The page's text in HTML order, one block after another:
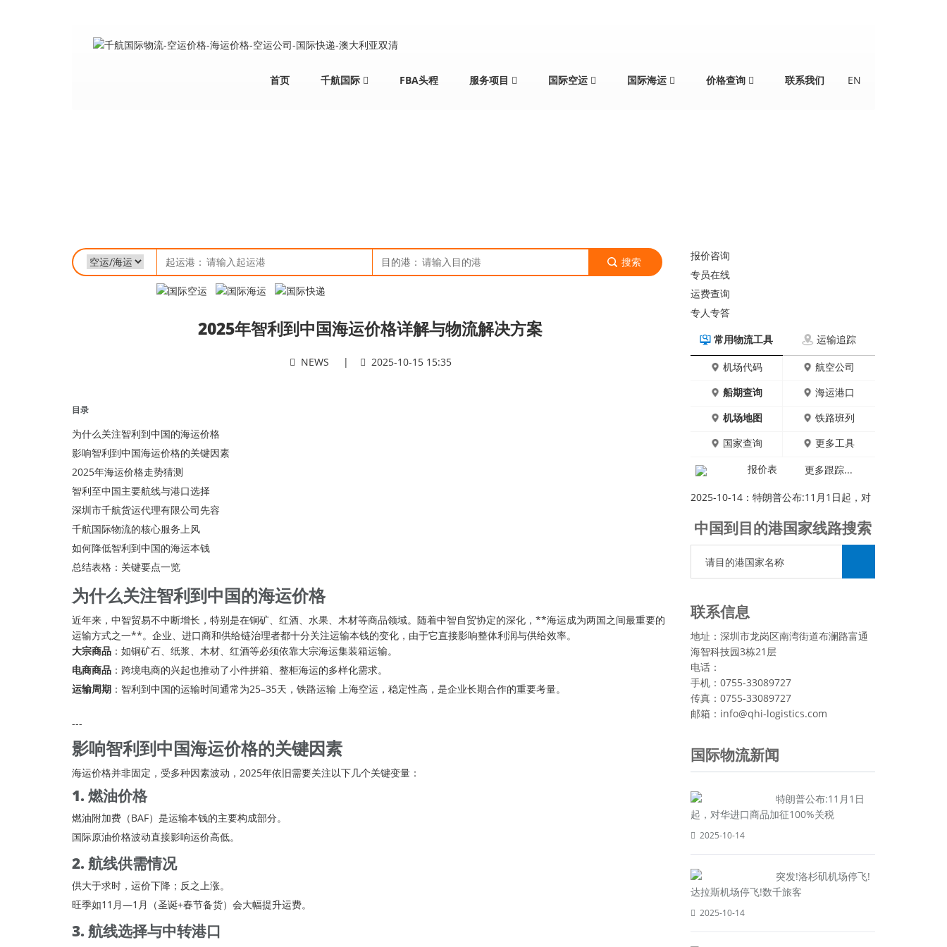
首页 千航国际 FBA头程 服务项目 国际空运 国际海运 价格查询 联系我们 EN
起运港： 目的港： 搜索
2025年智利到中国海运价格详解与物流解决方案
NEWS | 2025-10-15 15:35
目录
为什么关注智利到中国的海运价格
影响智利到中国海运价格的关键因素
2025年海运价格走势猜测
智利至中国主要航线与港口选择
深圳市千航货运代理有限公司先容
千航国际物流的核心服务上风
如何降低智利到中国的海运本钱
总结表格：关键要点一览
为什么关注智利到中国的海运价格
近年来，中智贸易不中断增长，特别是在铜矿、红酒、水果、木材等商品领域。随着中智自贸协定的深化，**海运成为两国之间最重要的
运输方式之一**。企业、进口商和供给链治理者都十分关注运输本钱的变化，由于它直接影响整体利润与供给效率。
大宗商品 ：如铜矿石、纸浆、木材、红酒等必须依靠大宗海运集装箱运输。
电商商品 ：跨境电商的兴起也推动了小件拼箱、整柜海运的多样化需求。
运输周期 ：智利到中国的运输时间通常为25–35天， 铁路运输 上海空运 ，稳定性高，是企业长期合作的重要考量。
---
影响智利到中国海运价格的关键因素
海运价格并非固定，受多种因素波动，2025年依旧需要关注以下几个关键变量：
1. 燃油价格
燃油附加费（BAF）是运输本钱的主要构成部分。
国际原油价格波动直接影响运价高低。
2. 航线供需情况
供大于求时，运价下降；反之上涨。
旺季如11月—1月（圣诞+春节备货）会大幅提升运费。
3. 航线选择与中转港口
报价咨询
专员在线
运费查询
专人专答
常用物流工具
运输追踪
机场代码
航空公司
船期查询
海运港口
机场地图
铁路班列
国家查询
更多工具
报价表
更多跟踪...
2025-10-14： 特朗普公布:11月1日起，对
中国到目的港国家线路搜索
联系信息
地址：深圳市龙岗区南湾街道布澜路富通
海智科技园3栋21层
电话：
手机：0755-33089727
传真：0755-33089727
邮箱：info@qhi-logistics.com
国际物流新闻
特朗普公布:11月1日
起，对华进口商品加征100%关税
2025-10-14
突发!洛杉矶机场停飞!
达拉斯机场停飞!数千旅客
2025-10-14